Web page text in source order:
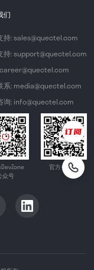
们
持: sales@quectel.com
持: support@quectel.com
系: media@quectel.com
询: info@quectel.com
众号
官方公众号